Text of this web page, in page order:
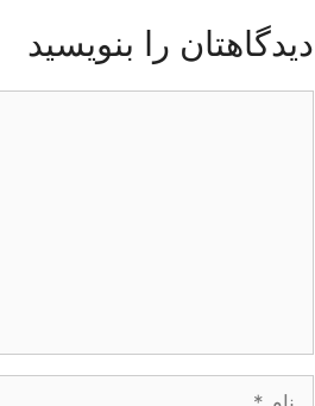
دیدگاهتان را بنویسید